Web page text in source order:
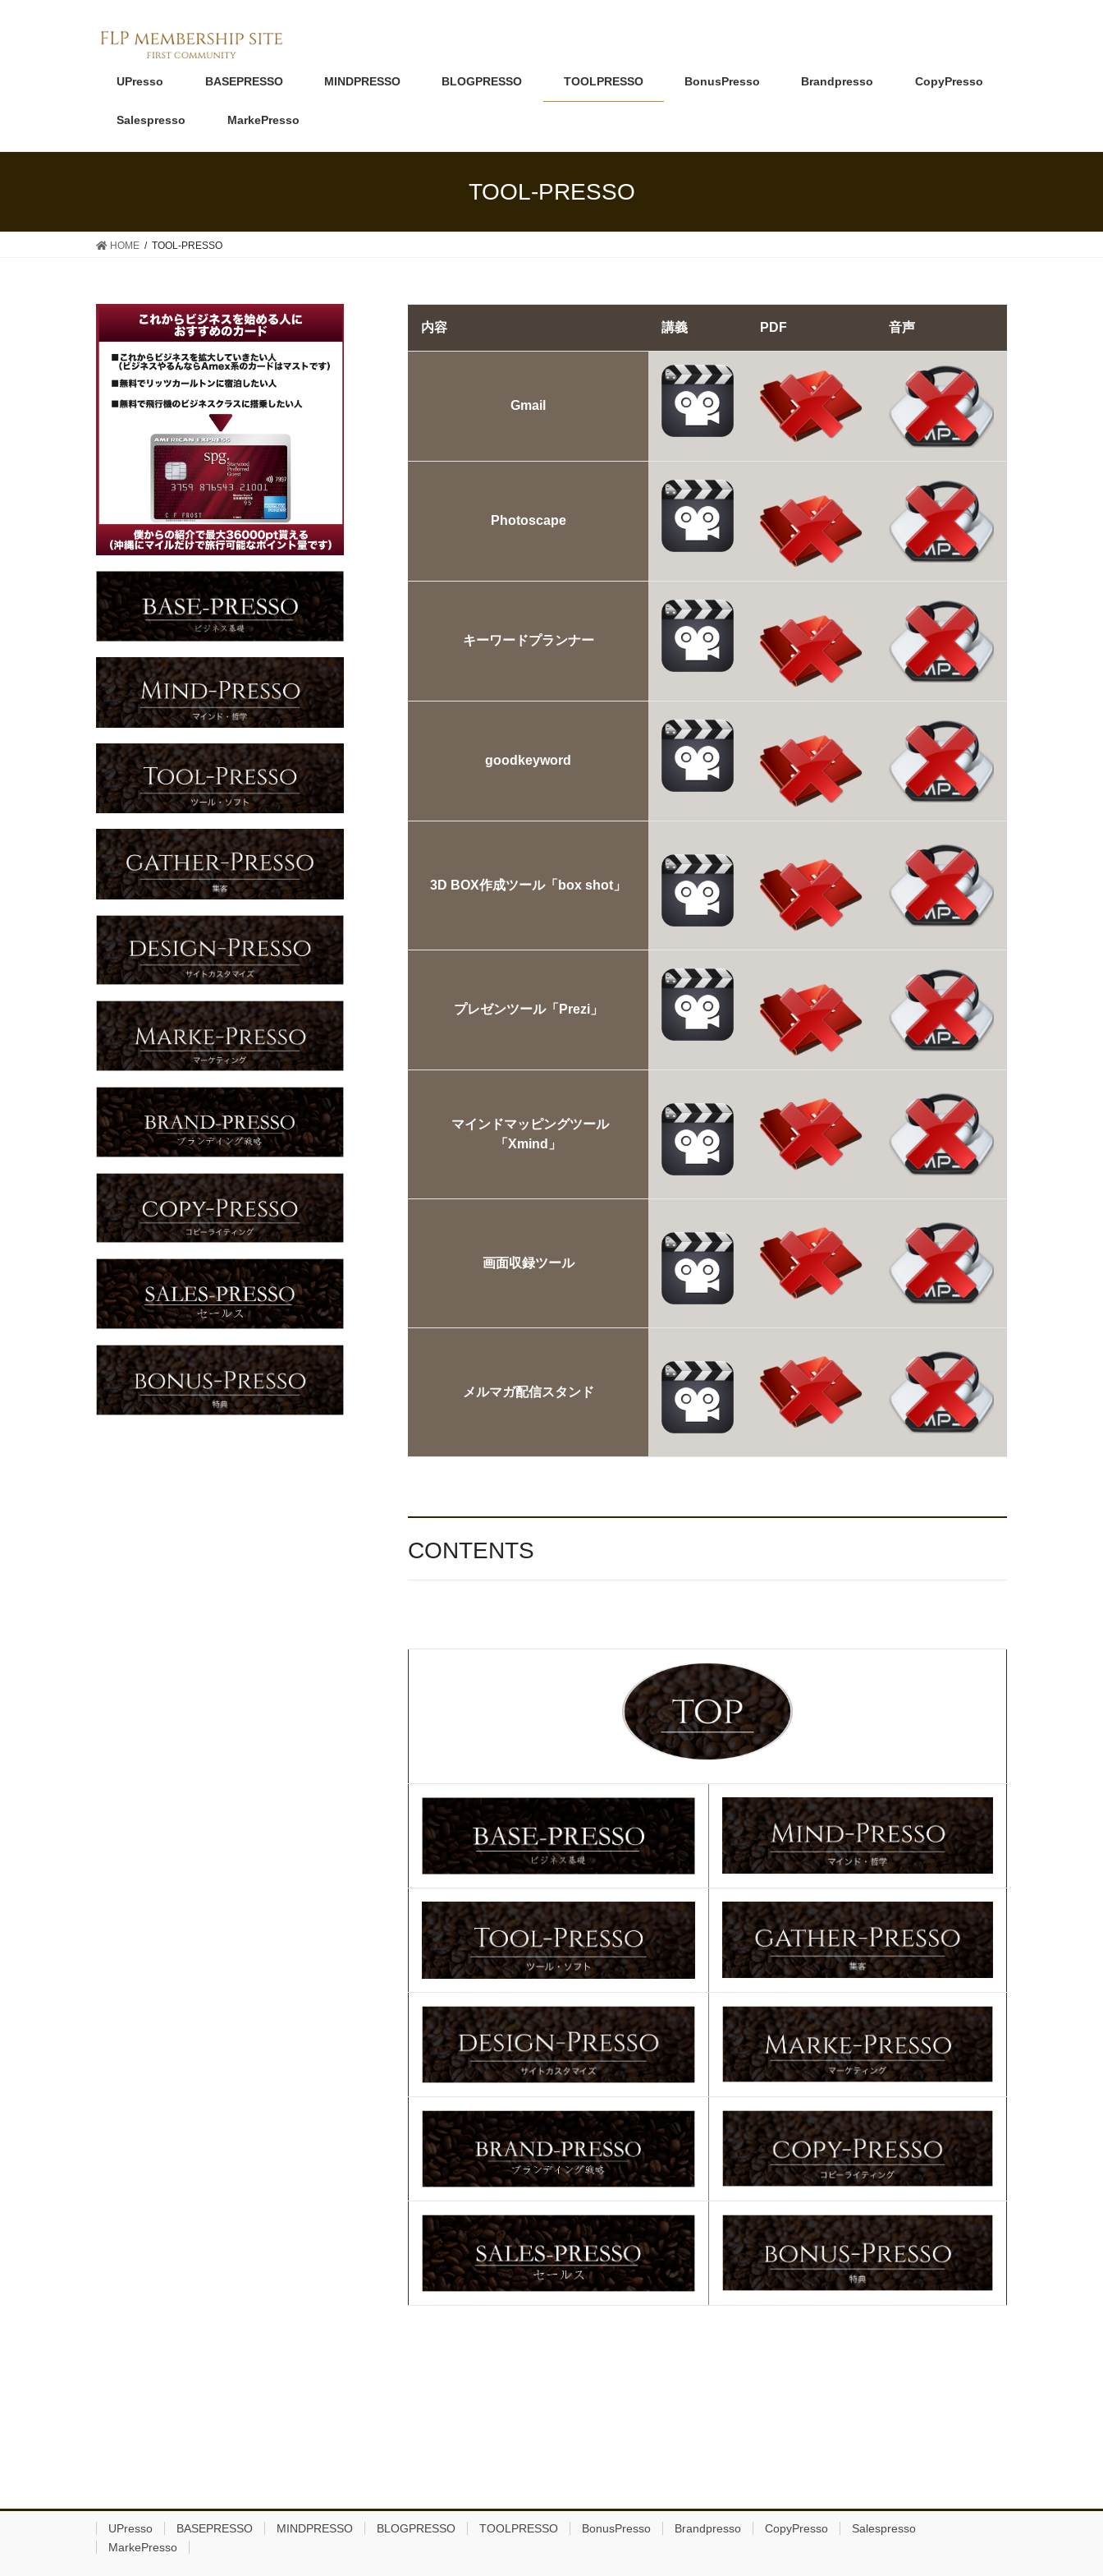
UPresso BASEPRESSO MINDPRESSO BLOGPRESSO TOOLPRESSO BonusPresso Brandpresso CopyPresso
Salespresso MarkePresso
TOOL-PRESSO
HOME TOOL-PRESSO
内容 講義 PDF 音声
Gmail
Photoscape
キーワードプランナー
goodkeyword
3D BOX作成ツール「box shot」
プレゼンツール「Prezi」
マインドマッピングツール
「Xmind」
画面収録ツール
メルマガ配信スタンド
CONTENTS
UPresso BASEPRESSO MINDPRESSO BLOGPRESSO TOOLPRESSO BonusPresso Brandpresso CopyPresso
Salespresso
MarkePresso